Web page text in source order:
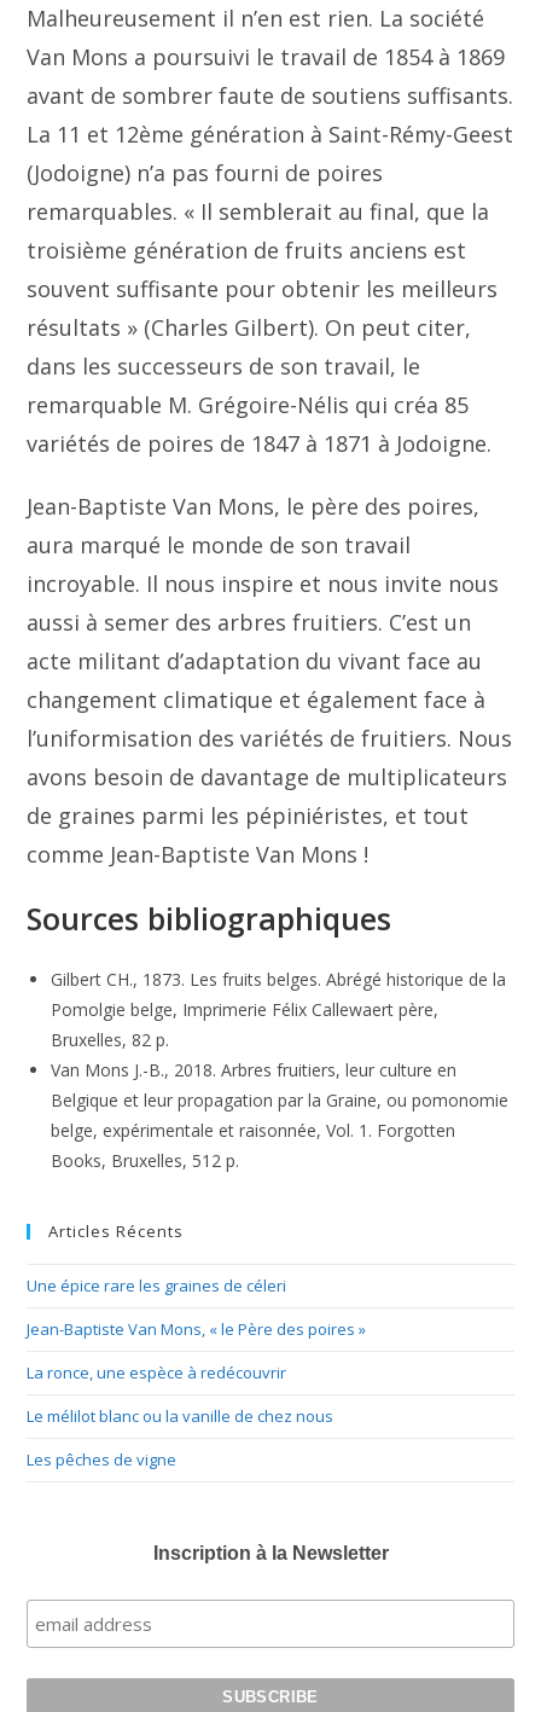
Malheureusement il n’en est rien. La société
Van Mons a poursuivi le travail de 1854 à 1869
avant de sombrer faute de soutiens suffisants.
La 11 et 12ème génération à Saint-Rémy-Geest
(Jodoigne) n’a pas fourni de poires
remarquables. « Il semblerait au final, que la
troisième génération de fruits anciens est
souvent suffisante pour obtenir les meilleurs
résultats » (Charles Gilbert). On peut citer,
dans les successeurs de son travail, le
remarquable M. Grégoire-Nélis qui créa 85
variétés de poires de 1847 à 1871 à Jodoigne.
Jean-Baptiste Van Mons, le père des poires,
aura marqué le monde de son travail
incroyable. Il nous inspire et nous invite nous
aussi à semer des arbres fruitiers. C’est un
acte militant d’adaptation du vivant face au
changement climatique et également face à
l’uniformisation des variétés de fruitiers. Nous
avons besoin de davantage de multiplicateurs
de graines parmi les pépiniéristes, et tout
comme Jean-Baptiste Van Mons !
Sources bibliographiques
Gilbert CH., 1873. Les fruits belges. Abrégé historique de la
Pomolgie belge, Imprimerie Félix Callewaert père,
Bruxelles, 82 p.
Van Mons J.-B., 2018. Arbres fruitiers, leur culture en
Belgique et leur propagation par la Graine, ou pomonomie
belge, expérimentale et raisonnée, Vol. 1. Forgotten
Books, Bruxelles, 512 p.
Articles Récents
Une épice rare les graines de céleri
Jean-Baptiste Van Mons, « le Père des poires »
La ronce, une espèce à redécouvrir
Le mélilot blanc ou la vanille de chez nous
Les pêches de vigne
Inscription à la Newsletter